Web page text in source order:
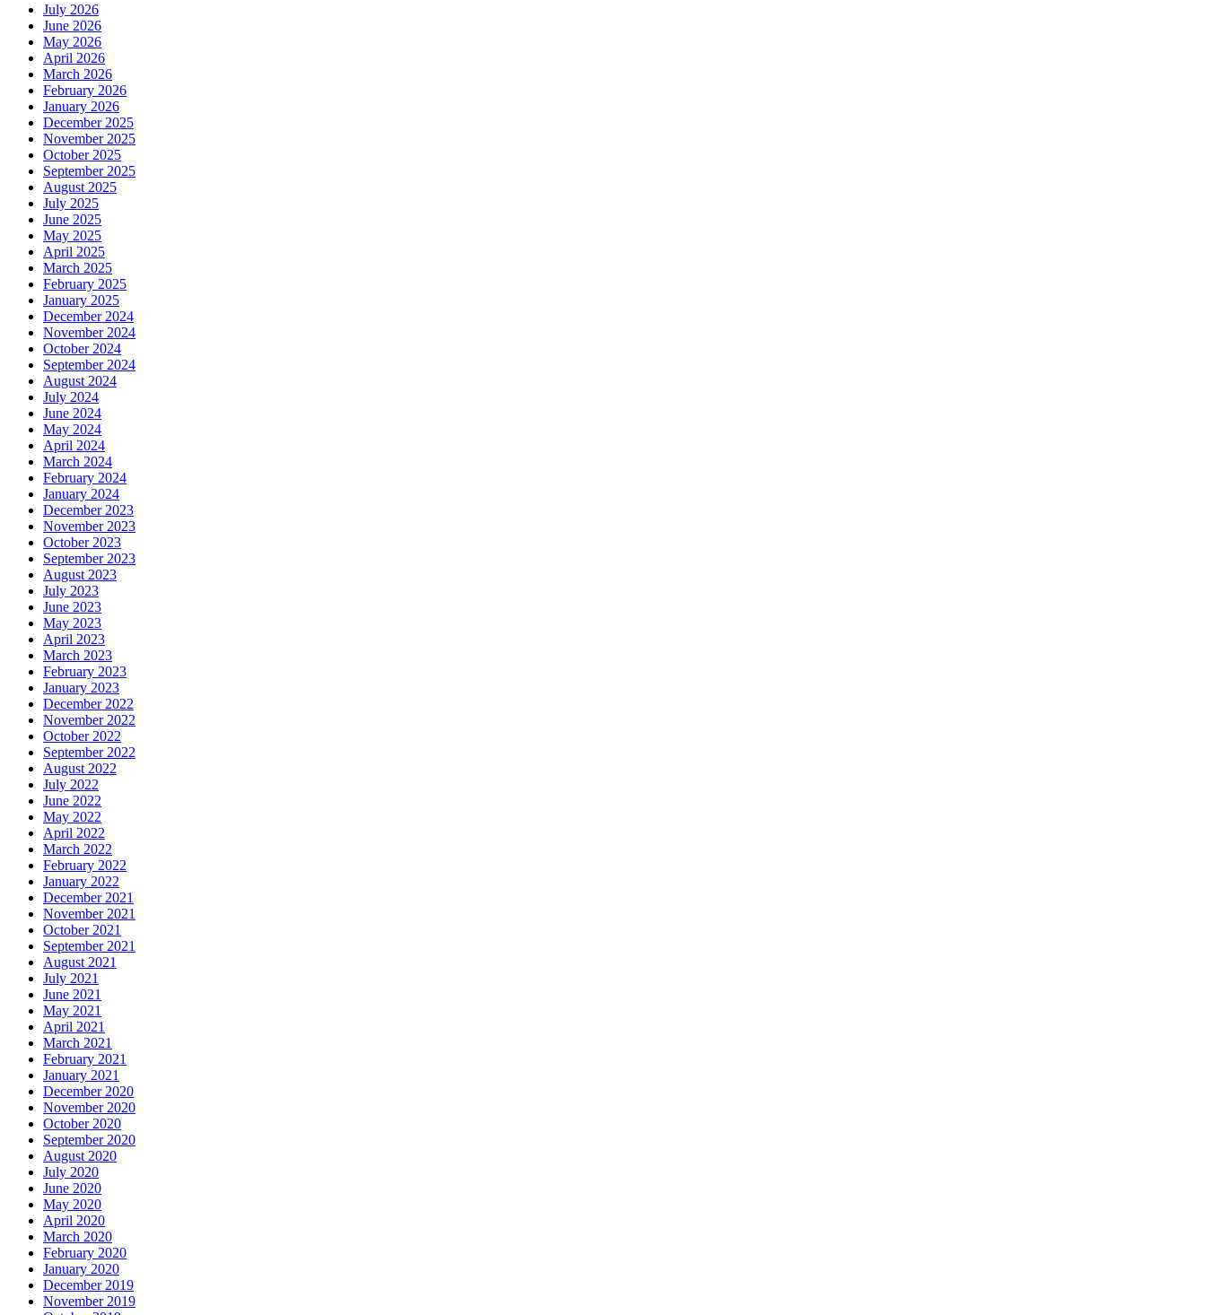
July 2026
June 2026
May 2026
April 2026
March 2026
February 2026
January 2026
December 2025
November 2025
October 2025
September 2025
August 2025
July 2025
June 2025
May 2025
April 2025
March 2025
February 2025
January 2025
December 2024
November 2024
October 2024
September 2024
August 2024
July 2024
June 2024
May 2024
April 2024
March 2024
February 2024
January 2024
December 2023
November 2023
October 2023
September 2023
August 2023
July 2023
June 2023
May 2023
April 2023
March 2023
February 2023
January 2023
December 2022
November 2022
October 2022
September 2022
August 2022
July 2022
June 2022
May 2022
April 2022
March 2022
February 2022
January 2022
December 2021
November 2021
October 2021
September 2021
August 2021
July 2021
June 2021
May 2021
April 2021
March 2021
February 2021
January 2021
December 2020
November 2020
October 2020
September 2020
August 2020
July 2020
June 2020
May 2020
April 2020
March 2020
February 2020
January 2020
December 2019
November 2019